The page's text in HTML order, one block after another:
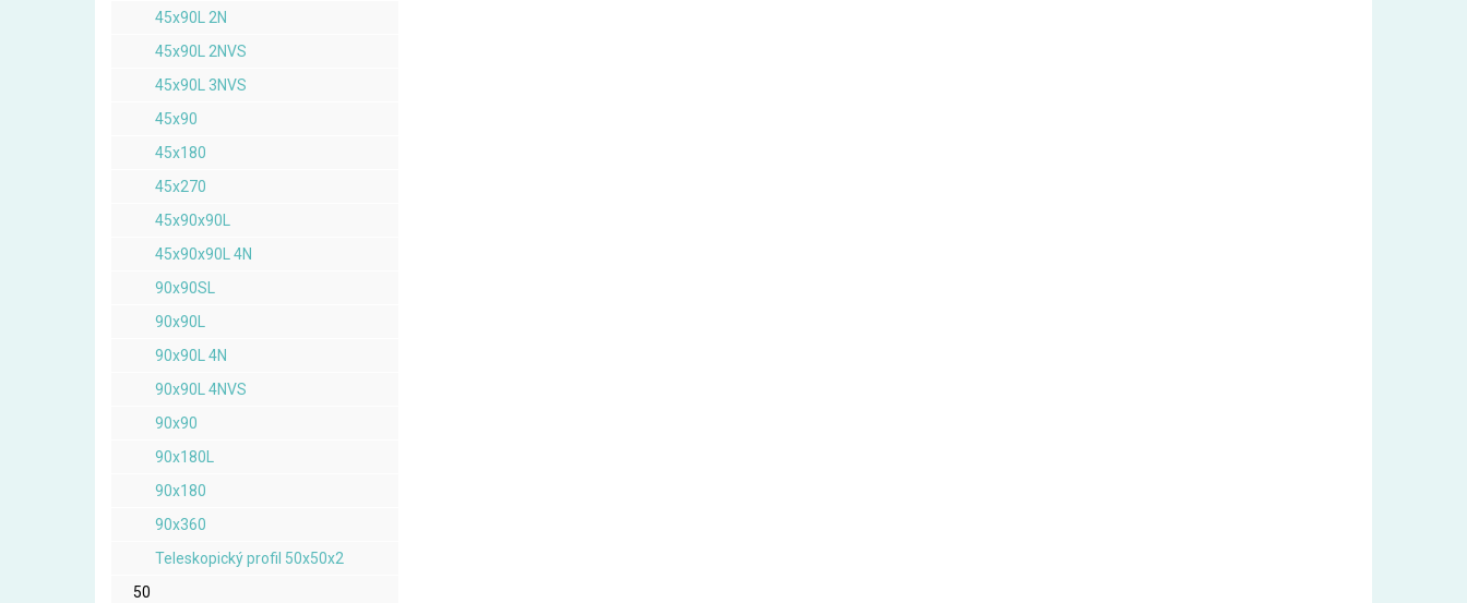
45x90L 2N
45x90L 2NVS
45x90L 3NVS
45x90
45x180
45x270
45x90x90L
45x90x90L 4N
90x90SL
90x90L
90x90L 4N
90x90L 4NVS
90x90
90x180L
90x180
90x360
Teleskopický profil 50x50x2
50